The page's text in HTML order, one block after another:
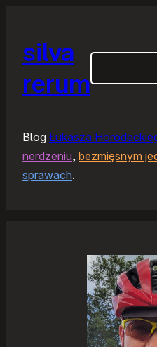
silva
rerum
Blog Łukasza
nerdzeniu, bezmięsnym
sprawach.